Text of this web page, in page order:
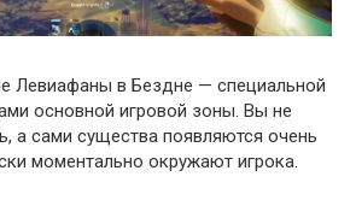
Левиафаны в Бездне — специальной
основной игровой зоны. Вы не
а сами существа появляются очень
моментально окружают игрока.